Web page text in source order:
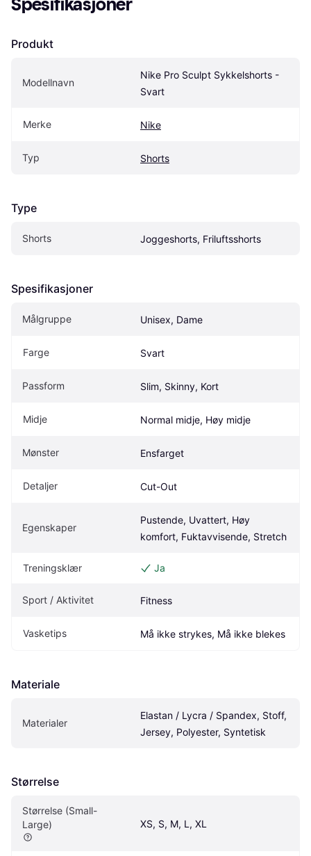
Spesifikasjoner
Produkt
Modellnavn
Nike Pro Sculpt Sykkelshorts -
Svart
Merke Nike
Typ Shorts
Type
Shorts Joggeshorts, Friluftsshorts
Spesifikasjoner
Målgruppe Unisex, Dame
Farge Svart
Passform Slim, Skinny, Kort
Midje Normal midje, Høy midje
Mønster Ensfarget
Detaljer Cut-Out
Egenskaper
Pustende, Uvattert, Høy
komfort, Fuktavvisende, Stretch
Treningsklær Ja
Sport / Aktivitet Fitness
Vasketips Må ikke strykes, Må ikke blekes
Materiale
Materialer
Elastan / Lycra / Spandex, Stoff,
Jersey, Polyester, Syntetisk
Størrelse
Størrelse (Small-
Large)
XS, S, M, L, XL